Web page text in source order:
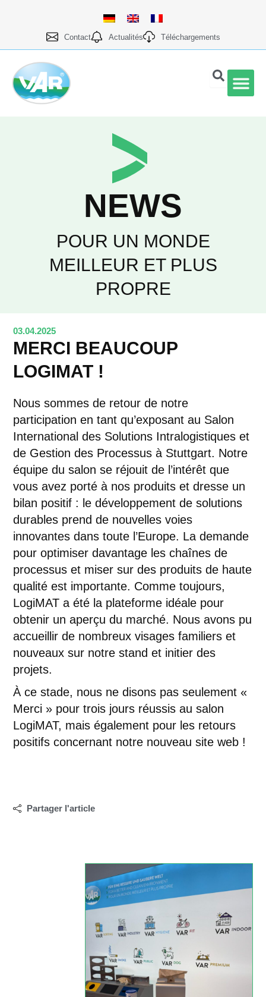
Contact Actualités Téléchargements
NEWS
POUR UN MONDE
MEILLEUR ET PLUS
PROPRE
03.04.2025
MERCI BEAUCOUP
LOGIMAT !
Nous sommes de retour de notre
participation en tant qu’exposant au Salon
International des Solutions Intralogistiques et
de Gestion des Processus à Stuttgart. Notre
équipe du salon se réjouit de l’intérêt que
vous avez porté à nos produits et dresse un
bilan positif : le développement de solutions
durables prend de nouvelles voies
innovantes dans toute l’Europe. La demande
pour optimiser davantage les chaînes de
processus et miser sur des produits de haute
qualité est importante. Comme toujours,
LogiMAT a été la plateforme idéale pour
obtenir un aperçu du marché. Nous avons pu
accueillir de nombreux visages familiers et
nouveaux sur notre stand et initier des
projets.
À ce stade, nous ne disons pas seulement «
Merci » pour trois jours réussis au salon
LogiMAT, mais également pour les retours
positifs concernant notre nouveau site web !
Partager l'article